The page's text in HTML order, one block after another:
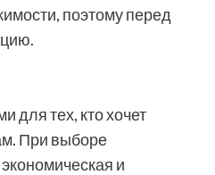
поэтому перед
для тех, кто хочет
При выборе
и